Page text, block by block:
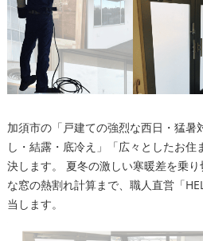
加須市の「戸建ての強烈な西日・猛暑
し・結露・底冷え」「広々としたお
決します。 夏冬の激しい寒暖差を乗
な窓の熱割れ計算まで、職人直営「
当します。